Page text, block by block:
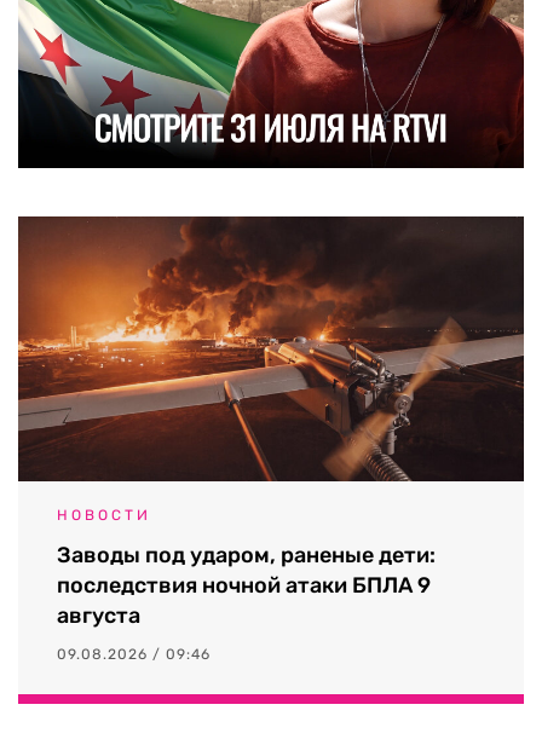
НОВОСТИ
Заводы под ударом, раненые дети:
последствия ночной атаки БПЛА 9
августа
09.08.2026 / 09:46